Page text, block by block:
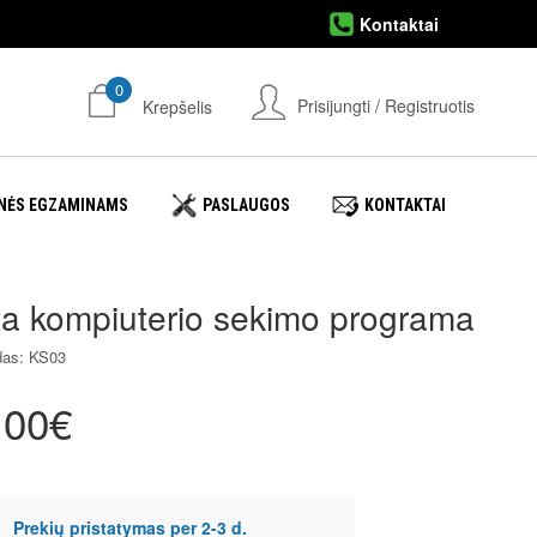
Kontaktai
Prisijungti / Registruotis
Krepšelis
0
EGZAMINAMS PASLAUGOS KONTAKTAI
kompiuterio sekimo programa
KS03
Prekių pristatymas per 2-3 d.